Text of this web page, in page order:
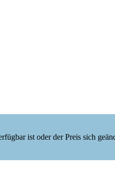
ist oder der Preis sich